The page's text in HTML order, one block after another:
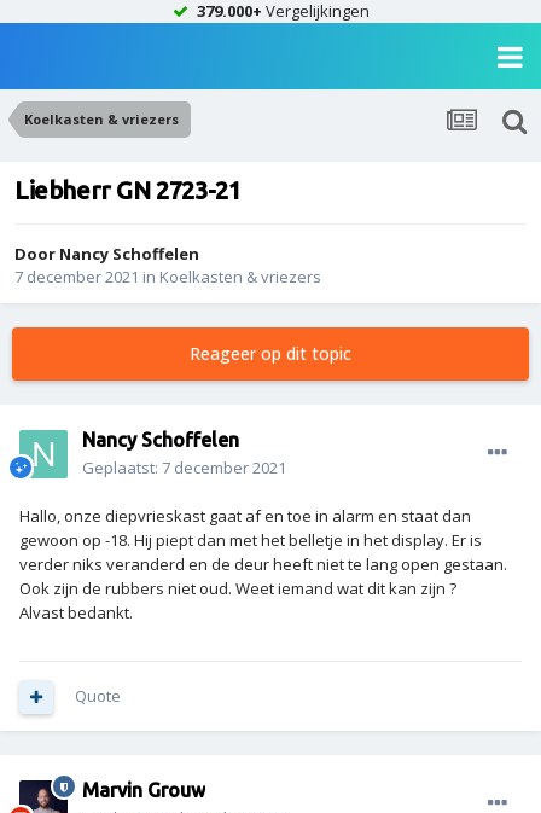
379.000+ Vergelijkingen
Koelkasten & vriezers
Liebherr GN 2723-21
Door Nancy Schoffelen
7 december 2021 in Koelkasten & vriezers
Reageer op dit topic
Nancy Schoffelen
Geplaatst: 7 december 2021
Hallo, onze diepvrieskast gaat af en toe in alarm en staat dan
gewoon op -18. Hij piept dan met het belletje in het display. Er is
verder niks veranderd en de deur heeft niet te lang open gestaan.
Ook zijn de rubbers niet oud. Weet iemand wat dit kan zijn ?
Alvast bedankt.
Quote
Marvin Grouw